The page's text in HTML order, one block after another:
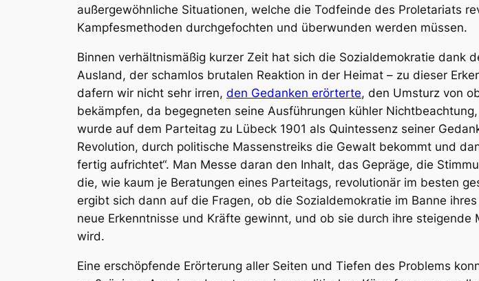
außergewöhnliche Situationen, welche die Todfeinde des Proletariats
Kampfesmethoden durchgefochten und überwunden werden müssen.
Binnen verhältnismäßig kurzer Zeit hat sich die Sozialdemokratie dank
Ausland, der schamlos brutalen Reaktion in der Heimat – zu dieser
dafern wir nicht sehr irren, den Gedanken erörterte, den Umsturz von
bekämpfen, da begegneten seine Ausführungen kühler
wurde auf dem Parteitag zu Lübeck 1901 als Quintessenz seiner
Revolution, durch politische Massenstreiks die Gewalt bekommt und
fertig aufrichtet“. Man Messe daran den Inhalt, das Gepräge, die
die, wie kaum je Beratungen eines Parteitags, revolutionär im besten
ergibt sich dann auf die Fragen, ob die Sozialdemokratie im Banne
neue Erkenntnisse und Kräfte gewinnt, und ob sie durch ihre
wird.
Eine erschöpfende Erörterung aller Seiten und Tiefen des Problems